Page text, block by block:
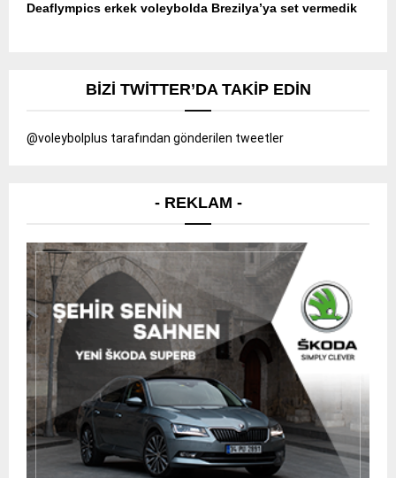
Deaflympics erkek voleybolda Brezilya’ya set vermedik
BIZI TWITTER’DA TAKIP EDIN
@voleybolplus tarafından gönderilen tweetler
- REKLAM -